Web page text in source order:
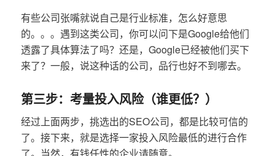
有些公司张嘴就说自己是行业标准，怎么好意思
的。。。遇到这类公司，你可以问下是Google给他们
透露了具体算法了吗？还是，Google已经被他们买下
来了？一般，说这种话的公司，品行也好不到哪去。
第三步：考量投入风险（谁更低？）
经过上面两步，挑选出的SEO公司，都是比较可信的
了。接下来，就是选择一家投入风险最低的进行合作